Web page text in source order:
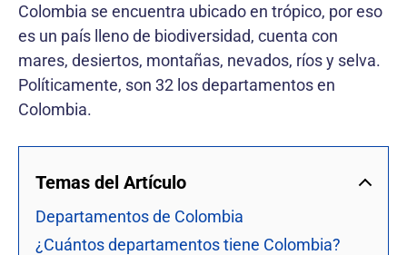
Colombia se encuentra ubicado en trópico, por eso
es un país lleno de biodiversidad, cuenta con
mares, desiertos, montañas, nevados, ríos y selva.
Políticamente, son 32 los departamentos en
Colombia.
Temas del Artículo
Departamentos de Colombia
¿Cuántos departamentos tiene Colombia?